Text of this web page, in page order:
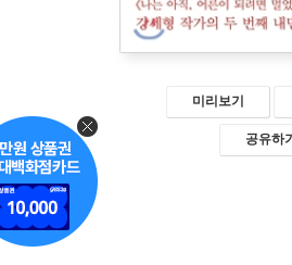
미리보기
공유하기